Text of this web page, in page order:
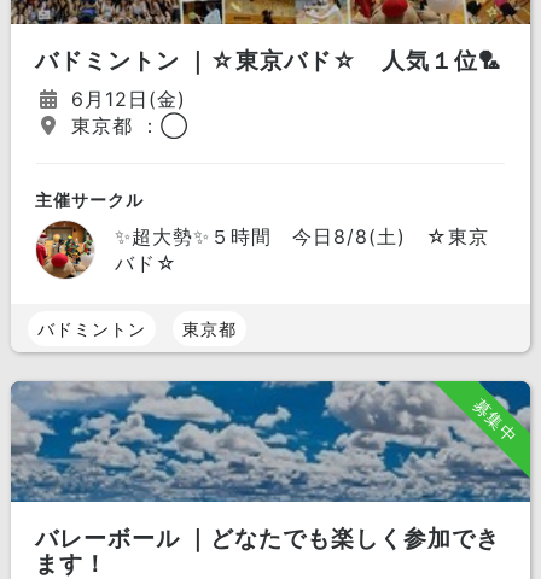
バドミントン ｜☆東京バド☆ 人気１位🏸
6月12日(金)
東京都 ：◯
主催サークル
✨超大勢✨５時間 今日8/8(土) ☆東京
バド☆
バドミントン 東京都
募集中
バレーボール ｜どなたでも楽しく参加でき
ます！